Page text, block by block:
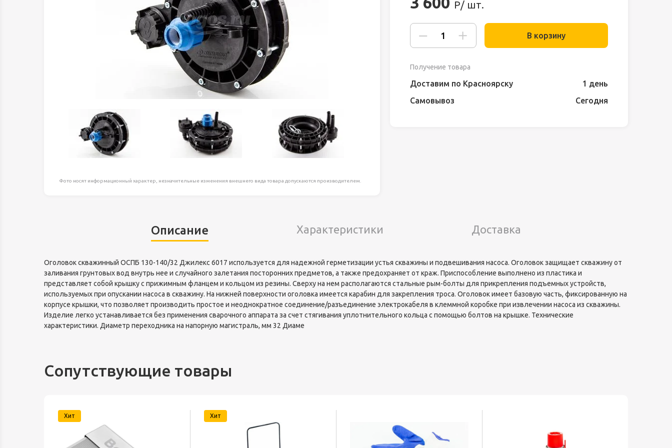
Оборудование для работ на
высоте
Пневматика, Гидравлика
Промышленная химия
Распродажа
Расходные материалы и
оснастка
Скобяные изделия
Такелаж
Товары для дома, сада, отдыха
Фото носят информационный характер, незначительные изменения внешнего вида товара допускаются производителем.
Р/ шт.
В корзину
Получение товара
Доставим по Красноярску
1 день
Самовывоз
Сегодня
Описание Характеристики Доставка
Оголовок скважинный ОСПБ 130-140/32 Джилекс 6017 используется для надежной герметизации устья скважины и подвешивания насоса. Оголовок защищает скважину от
заливания грунтовых вод внутрь нее и случайного залетания посторонних предметов, а также предохраняет от краж. Приспособление выполнено из пластика и
представляет собой крышку с прижимным фланцем и кольцом из резины. Сверху на нем располагаются стальные рым-болты для прикрепления подъемных устройств,
используемых при опускании насоса в скважину. На нижней поверхности оголовка имеется карабин для закрепления троса. Оголовок имеет базовую часть, фиксированную на
корпусе крышки, что позволяет производить простое и неоднократное соединение/разъединение электрокабеля в клеммной коробке при извлечении насоса из скважины.
Изделие легко устанавливается без применения сварочного аппарата за счет стягивания уплотнительного кольца с помощью болтов на крышке. Технические
характеристики. Диаметр переходника на напорную магистраль, мм 32 Диаме
Сопутствующие товары
Хит Хит